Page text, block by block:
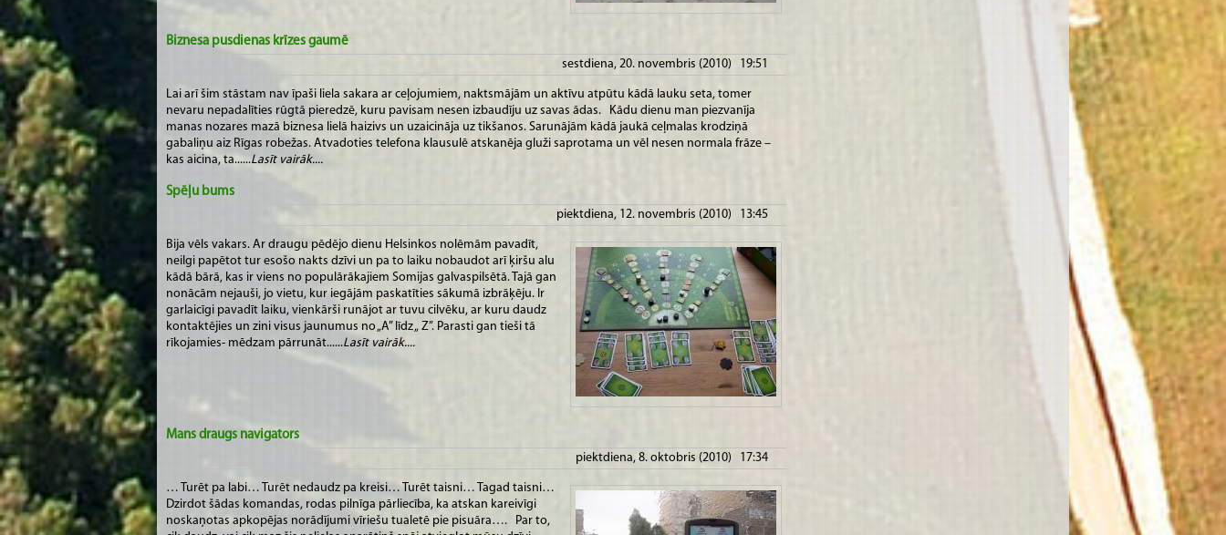
Biznesa pusdienas krīzes gaumē
sestdiena, 20. novembris (2010) 19:51
Lai arī šim stāstam nav īpaši liela sakara ar ceļojumiem, naktsmājām un aktīvu atpūtu kādā lauku seta, tomer
nevaru nepadalīties rūgtā pieredzē, kuru pavisam nesen izbaudīju uz savas ādas. Kādu dienu man piezvanīja
manas nozares mazā biznesa lielā haizivs un uzaicināja uz tikšanos. Sarunājām kādā jaukā ceļmalas krodziņā
gabaliņu aiz Rīgas robežas. Atvadoties telefona klausulē atskanēja gluži saprotama un vēl nesen normala frāze –
kas aicina, ta......Lasīt vairāk....
Spēļu bums
piektdiena, 12. novembris (2010) 13:45
Bija vēls vakars. Ar draugu pēdējo dienu Helsinkos nolēmām pavadīt,
neilgi papētot tur esošo nakts dzīvi un pa to laiku nobaudot arī ķiršu alu
kādā bārā, kas ir viens no populārākajiem Somijas galvaspilsētā. Tajā gan
nonācām nejauši, jo vietu, kur iegājām paskatīties sākumā izbrāķēju. Ir
garlaicīgi pavadīt laiku, vienkārši runājot ar tuvu cilvēku, ar kuru daudz
kontaktējies un zini visus jaunumus no „A” līdz „ Z”. Parasti gan tieši tā
rīkojamies- mēdzam pārrunāt......Lasīt vairāk....
Mans draugs navigators
piektdiena, 8. oktobris (2010) 17:34
… Turēt pa labi… Turēt nedaudz pa kreisi… Turēt taisni… Tagad taisni…
Dzirdot šādas komandas, rodas pilnīga pārliecība, ka atskan kareivīgi
noskaņotas apkopējas norādījumi vīriešu tualetē pie pisuāra…. Par to,